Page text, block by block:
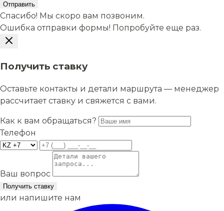
Отправить
Спасибо! Мы скоро вам позвоним.
Ошибка отправки формы! Попробуйте еще раз.
Получить ставку
Оставьте контакты и детали маршрута — менеджер
рассчитает ставку и свяжется с вами.
Как к вам обращаться?
Телефон
Ваш вопрос
Получить ставку
или напишите нам